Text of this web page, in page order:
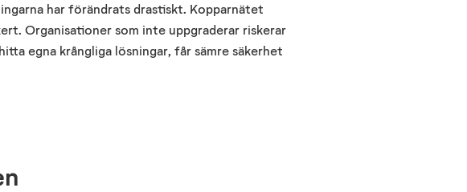
har förändrats drastiskt. Kopparnätet
Organisationer som inte uppgraderar riskerar
egna krångliga lösningar, får sämre säkerhet